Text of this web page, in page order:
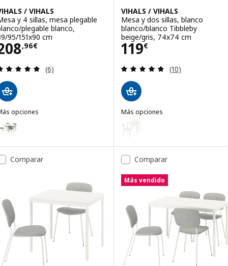
/ VIHALS
y 4 sillas, mesa plegable
plegable blanco,
95/151x90 cm
,96€208,96€
Revisa: 5 de 5 estrellas. Total opiniones:
(6)
opciones
VIHALS / VIHALS, Mesa y 4 sillas, mesa plegable blanco/
VIHALS / VIHALS, Mesa y 4 sillas, mesa plegable blanco/
VIHALS / VIHALS, Mesa y 4 sillas, mesa plegable blanco/
VIHALS / VIHALS
Mesa y dos sillas, blanco
blanco/blanco Tibbleby
beige/gris, 74x74 cm
119€
Precio 119€
Revisa: 4.8 de
(10)
Más opciones
Opción: VIHALS / VIHALS,
Opción: VIHALS / VIHALS,
Comparar
Comparar
Más vendido